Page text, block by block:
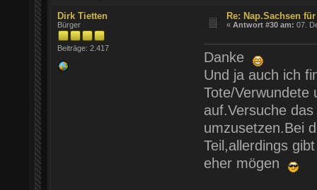
Dirk Tietten
Bürger
Beiträge: 2.417
Re: Nap.Sachsen für
«Antwort #30 am: 07.
Danke
Und ja auch ich
Tote/Verwundete
auf.Versuche
umzusetzen.Bei
Teil,allerdings
eher mögen